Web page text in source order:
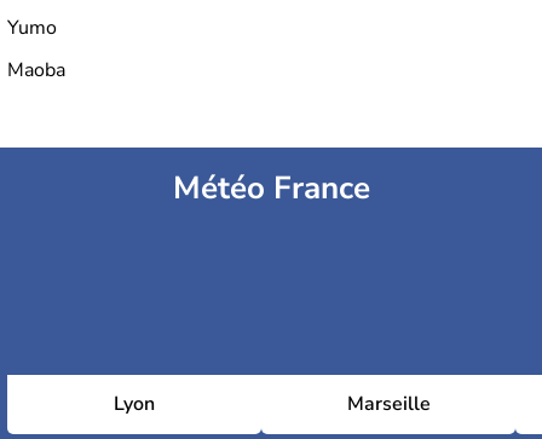
Yumo
Maoba
Météo France
Lyon Marseille